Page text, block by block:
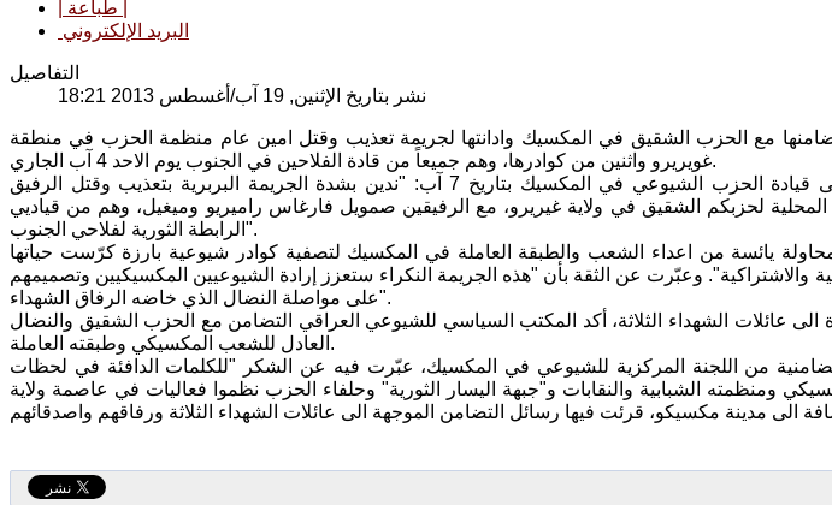
البريد الإلكتروني
التفاصيل
نشر بتاريخ الإثنين, 19 آب/أغسطس 2013 18:21
مع الحزب الشقيق في المكسيك وادانتها لجريمة تعذيب وقتل امين عام منظمة الحزب في منطقة
غويريرو واثنين من كوادرها، وهم جميعاً من قادة الفلاحين في الجنوب يوم الاحد 4 آب الجاري.
وجاء في رسالة وجهها المكتب السياسي الى قيادة الحزب الشيوعي في المكسيك بتاريخ 7 آب: "ندين بشدة الجريمة البربرية بتعذيب وقتل الرفيق
المحلية لحزبكم الشقيق في ولاية غيريرو، مع الرفيقين صمويل فارغاس راميريو وميغيل، وهم من قياديي
الرابطة الثورية لفلاحي الجنوب".
يائسة من اعداء الشعب والطبقة العاملة في المكسيك لتصفية كوادر شيوعية بارزة كرّست حياتها
والاشتراكية". وعبّرت عن الثقة بأن "هذه الجريمة النكراء ستعزز إرادة الشيوعيين المكسيكيين وتصميمهم
على مواصلة النضال الذي خاضه الرفاق الشهداء".
الى عائلات الشهداء الثلاثة، أكد المكتب السياسي للشيوعي العراقي التضامن مع الحزب الشقيق والنضال
العادل للشعب المكسيكي وطبقته العاملة.
من اللجنة المركزية للشيوعي في المكسيك، عبّرت فيه عن الشكر "للكلمات الدافئة في لحظات
ومنظمته الشبابية والنقابات و"جبهة اليسار الثورية" وحلفاء الحزب نظموا فعاليات في عاصمة ولاية